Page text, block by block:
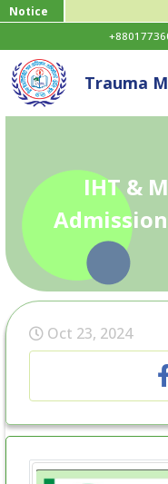
Notice
Trauma
IHT &
Oct 23, 2024